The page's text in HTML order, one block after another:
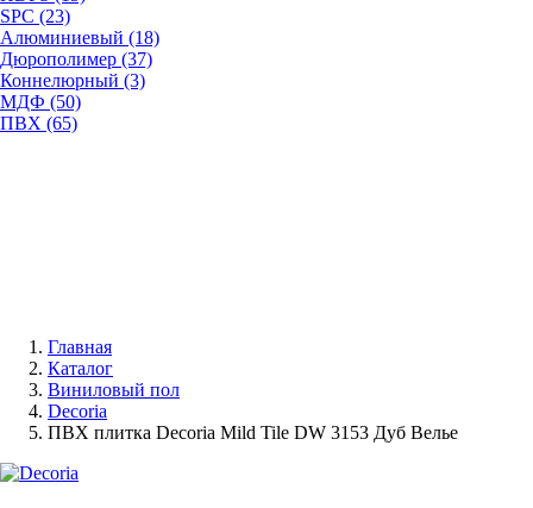
SPC (23)
Алюминиевый (18)
Дюрополимер (37)
Коннелюрный (3)
МДФ (50)
ПВХ (65)
Главная
Каталог
Виниловый пол
Decoria
ПВХ плитка Decoria Mild Tile DW 3153 Дуб Велье